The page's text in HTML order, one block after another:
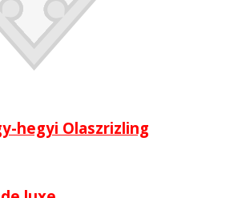
hegyi Olaszrizling